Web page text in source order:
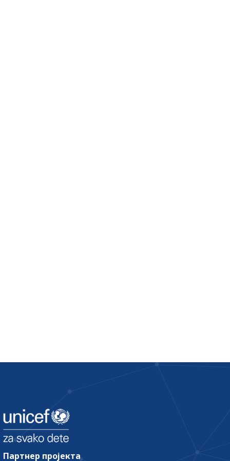
Партнер пројекта